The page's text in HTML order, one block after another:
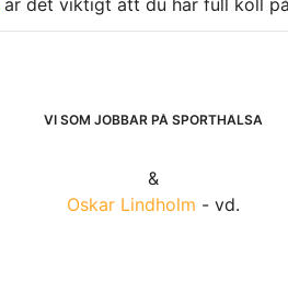
är det viktigt att du har full koll
VI SOM JOBBAR PÅ SPORTHÄLSA
&
Oskar Lindholm - vd.